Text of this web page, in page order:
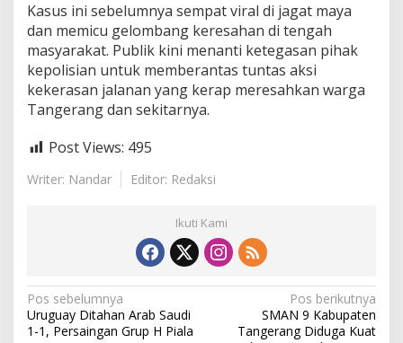
Kasus ini sebelumnya sempat viral di jagat maya
dan memicu gelombang keresahan di tengah
masyarakat. Publik kini menanti ketegasan pihak
kepolisian untuk memberantas tuntas aksi
kekerasan jalanan yang kerap meresahkan warga
Tangerang dan sekitarnya.
Post Views: 495
Writer: Nandar Editor: Redaksi
Ikuti Kami
N
a
Pos sebelumnya
Uruguay Ditahan Arab Saudi
1-1, Persaingan Grup H Piala
Pos berikutnya
SMAN 9 Kabupaten
Tangerang Diduga Kuat